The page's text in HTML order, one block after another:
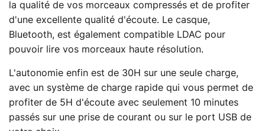
la qualité de vos morceaux compressés et de profiter
d'une excellente qualité d'écoute. Le casque,
Bluetooth, est également compatible LDAC pour
pouvoir lire vos morceaux haute résolution.
L'autonomie enfin est de 30H sur une seule charge,
avec un système de charge rapide qui vous permet de
profiter de 5H d'écoute avec seulement 10 minutes
passés sur une prise de courant ou sur le port USB de